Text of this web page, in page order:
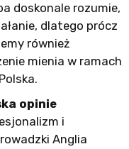
doskonale rozumie,
dlatego prócz
również
mienia w ramach
opinie
i
Anglia